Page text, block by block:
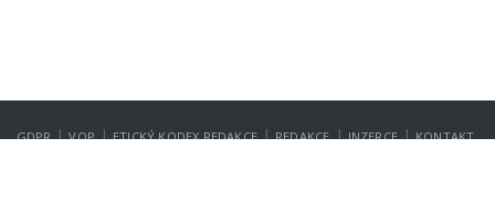
GDPR | VOP | ETICKÝ KODEX REDAKCE | REDAKCE | INZERCE | KONTAKT